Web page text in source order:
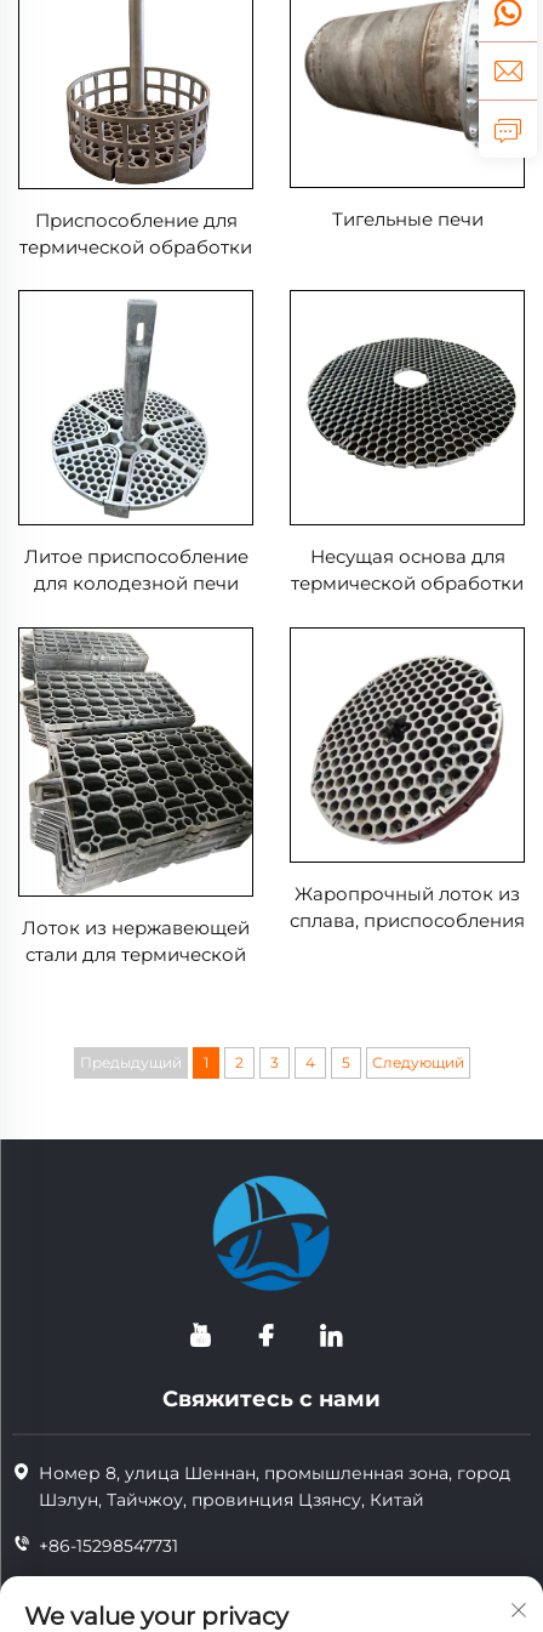
Приспособление для
термической обработки
Тигельные печи
Литое приспособление
для колодезной печи
Несущая основа для
термической обработки
Лоток из нержавеющей
стали для термической
Жаропрочный лоток из
сплава, приспособления
Предыдущий 1 2 3 4 5 Следующий
Свяжитесь с нами
Номер 8, улица Шеннан, промышленная зона, город
Шэлун, Тайчжоу, провинция Цзянсу, Китай
+86-15298547731
We value your privacy